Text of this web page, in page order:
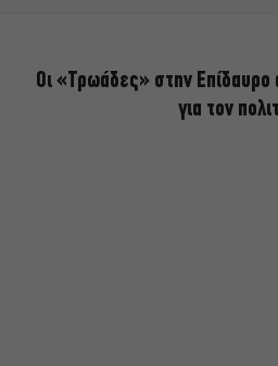
Οι «Τρωάδες» στην Επίδαυρο
για τον